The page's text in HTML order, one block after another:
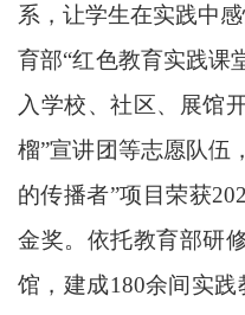
系，让学生在实践中
育部“红色教育实践课
入学校、社区、展馆
榴”宣讲团等志愿队
的传播者”项目荣获
金奖。依托教育部研
馆，建成180余间实